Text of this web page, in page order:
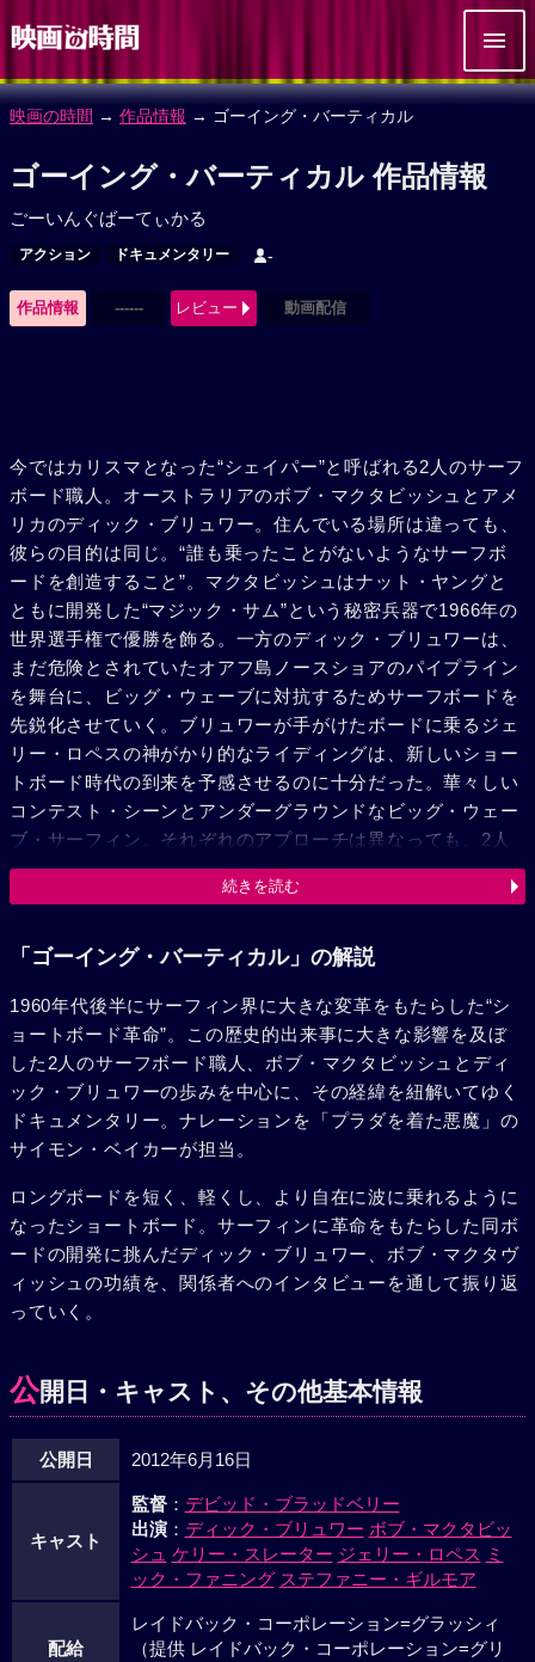
映画の時間 → 作品情報 → ゴーイング・バーティカル
ゴーイング・バーティカル 作品情報
ごーいんぐばーてぃかる
アクション ドキュメンタリー -
作品情報 ------ レビュー 動画配信
今ではカリスマとなった“シェイパー”と呼ばれる2人のサーフ
ボード職人。オーストラリアのボブ・マクタビッシュとアメ
リカのディック・ブリュワー。住んでいる場所は違っても、
彼らの目的は同じ。“誰も乗ったことがないようなサーフボ
ードを創造すること”。マクタビッシュはナット・ヤングと
ともに開発した“マジック・サム”という秘密兵器で1966年の
世界選手権で優勝を飾る。一方のディック・ブリュワーは、
まだ危険とされていたオアフ島ノースショアのパイプライン
を舞台に、ビッグ・ウェーブに対抗するためサーフボードを
先鋭化させていく。ブリュワーが手がけたボードに乗るジェ
リー・ロペスの神がかり的なライディングは、新しいショー
トボード時代の到来を予感させるのに十分だった。華々しい
コンテスト・シーンとアンダーグラウンドなビッグ・ウェー
ブ・サーフィン。それぞれのアプローチは異なっても、2人
は“ショートボード革命”を牽引する運命を担っていた。40年
以上を経過した今だからこそ明かすことのできる真実とは？
フィンという枠組みを超え、1960年代という時代そのものに
続きを読む
「ゴーイング・バーティカル」の解説
1960年代後半にサーフィン界に大きな変革をもたらした“シ
ョートボード革命”。この歴史的出来事に大きな影響を及ぼ
した2人のサーフボード職人、ボブ・マクタビッシュとディ
ック・ブリュワーの歩みを中心に、その経緯を紐解いてゆく
ドキュメンタリー。ナレーションを「プラダを着た悪魔」の
サイモン・ベイカーが担当。
ロングボードを短く、軽くし、より自在に波に乗れるように
なったショートボード。サーフィンに革命をもたらした同ボ
ードの開発に挑んだディック・ブリュワー、ボブ・マクタヴ
ィッシュの功績を、関係者へのインタビューを通して振り返
っていく。
公開日・キャスト、その他基本情報
公開日 2012年6月16日
キャスト
監督： デビッド・ブラッドベリー
出演： ディック・ブリュワー ボブ・マクタビッ
シュ ケリー・スレーター ジェリー・ロペス ミ
ック・ファニング ステファニー・ギルモア
配給
レイドバック・コーポレーション=グラッシィ
（提供 レイドバック・コーポレーション=グリ